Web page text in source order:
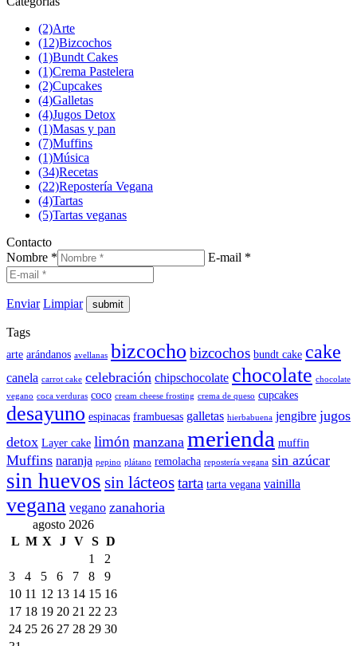
(2)Arte
(12)Bizcochos
(1)Bundt Cakes
(1)Crema Pastelera
(2)Cupcakes
(4)Galletas
(4)Jugos Detox
(1)Masas y pan
(7)Muffins
(1)Música
(34)Recetas
(22)Repostería Vegana
(4)Tartas
(5)Tartas veganas
Contacto
Nombre *
E-mail *
Enviar Limpiar
Tags
arte arándanos avellanas bizcocho bizcochos bundt cake cake
canela carrot cake celebración chipschocolate chocolate chocolate
vegano coca verduras coco cream cheese frosting crema de queso cupcakes
desayuno espinacas frambuesas galletas hierbabuena jengibre jugos
detox Layer cake limón manzana merienda muffin
Muffins naranja pepino plátano remolacha repostería vegana sin azúcar
sin huevos sin lácteostarta tarta vegana vainilla
vegana vegano zanahoria
agosto 2026
L M X J V S D
1
2
3
4 5 6 7 8
9
10 11 12 13 14 15 16
17 18 19 20 21 22 23
24 25 26 27 28 29 30